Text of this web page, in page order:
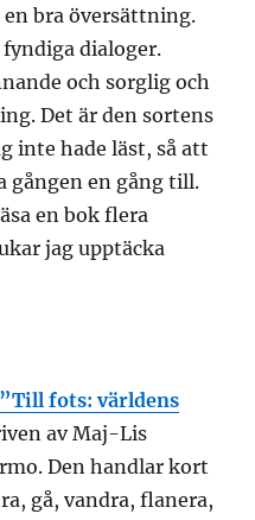
bra översättning.
dialoger.
och sorglig och
Det är den sortens
inte hade läst, så att
gången en gång till.
en bok flera
jag upptäcka
”Till fots: världens
av Maj-Lis
Den handlar kort
gå, vandra, flanera,